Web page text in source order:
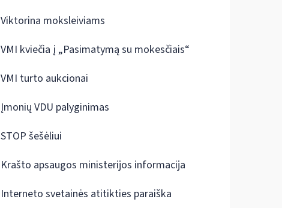
Viktorina moksleiviams
VMI kviečia į „Pasimatymą su mokesčiais“
VMI turto aukcionai
Įmonių VDU palyginimas
STOP šešėliui
Krašto apsaugos ministerijos informacija
Interneto svetainės atitikties paraiška